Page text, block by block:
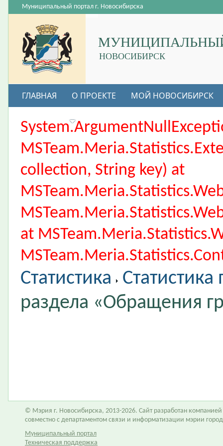
НОВОСИБИРСК
Муниципальный портал г. Новосибирска
ГЛАВНАЯ О ПРОЕКТЕ МОЙ НОВОСИБИРСК
ВАКАНСИИ
collection, String key) at
at
Статистика
раздела «Обращения
© Мэрия г. Новосибирска, 2013-2026. Сайт разработан компанией
совместно с департаментом связи и информатизации мэрии
Муниципальный портал
Техническая поддержка